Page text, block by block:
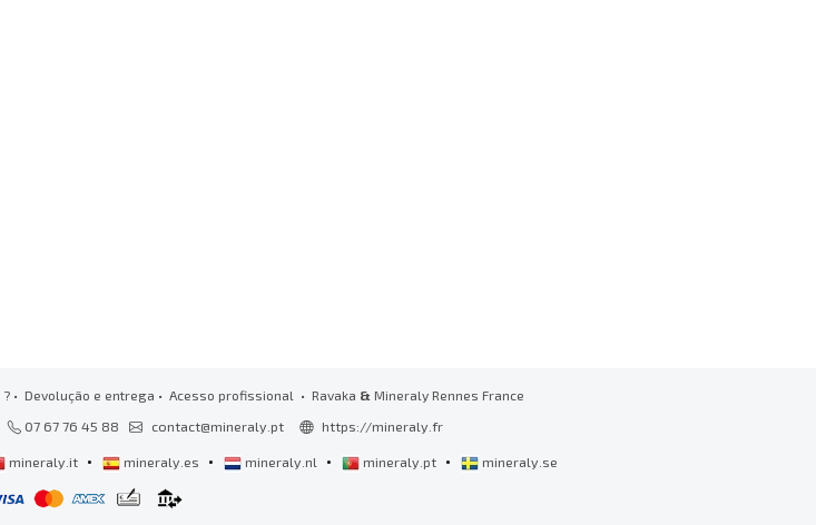
• Devolução e entrega • Acesso profissional • Ravaka & Mineraly Rennes France
07 67 76 45 88 contact@mineraly.pt https://mineraly.fr
mineraly.it • mineraly.es • mineraly.nl • mineraly.pt • mineraly.se